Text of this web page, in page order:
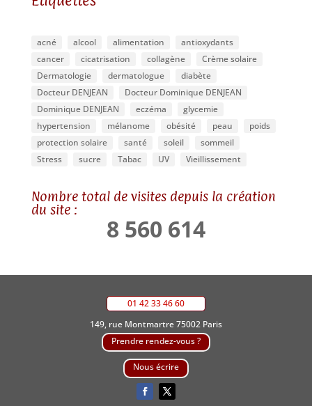
acné alcool alimentation
antioxydants
cancer
cicatrisation collagène
Crème solaire
Dermatologie
dermatologue
diabète
Docteur DENJEAN
Docteur Dominique DENJEAN
Dominique DENJEAN
eczéma
glycemie
hypertension
mélanome obésité peau
poids
protection solaire
santé soleil
sommeil
Stress
sucre Tabac UV Vieillissement
Nombre total de visites depuis la création
du site :
8 560 614
01 42 33 46 60
149, rue Montmartre 75002 Paris
Prendre rendez-vous ?
Nous écrire